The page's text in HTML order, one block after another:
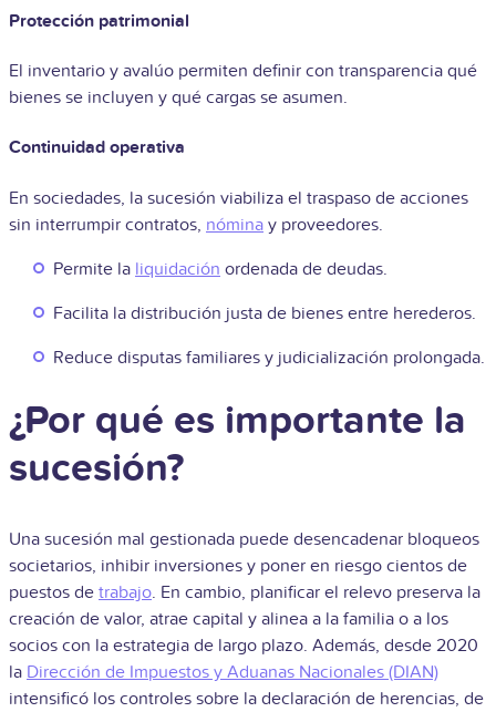
Protección patrimonial
El inventario y avalúo permiten definir con transparencia qué
bienes se incluyen y qué cargas se asumen.
Continuidad operativa
En sociedades, la sucesión viabiliza el traspaso de acciones
sin interrumpir contratos, nómina y proveedores.
Permite la liquidación ordenada de deudas.
Facilita la distribución justa de bienes entre herederos.
Reduce disputas familiares y judicialización prolongada.
¿Por qué es importante la
sucesión?
Una sucesión mal gestionada puede desencadenar bloqueos
societarios, inhibir inversiones y poner en riesgo cientos de
puestos de trabajo. En cambio, planificar el relevo preserva la
creación de valor, atrae capital y alinea a la familia o a los
socios con la estrategia de largo plazo. Además, desde 2020
la Dirección de Impuestos y Aduanas Nacionales (DIAN)
intensificó los controles sobre la declaración de herencias, de